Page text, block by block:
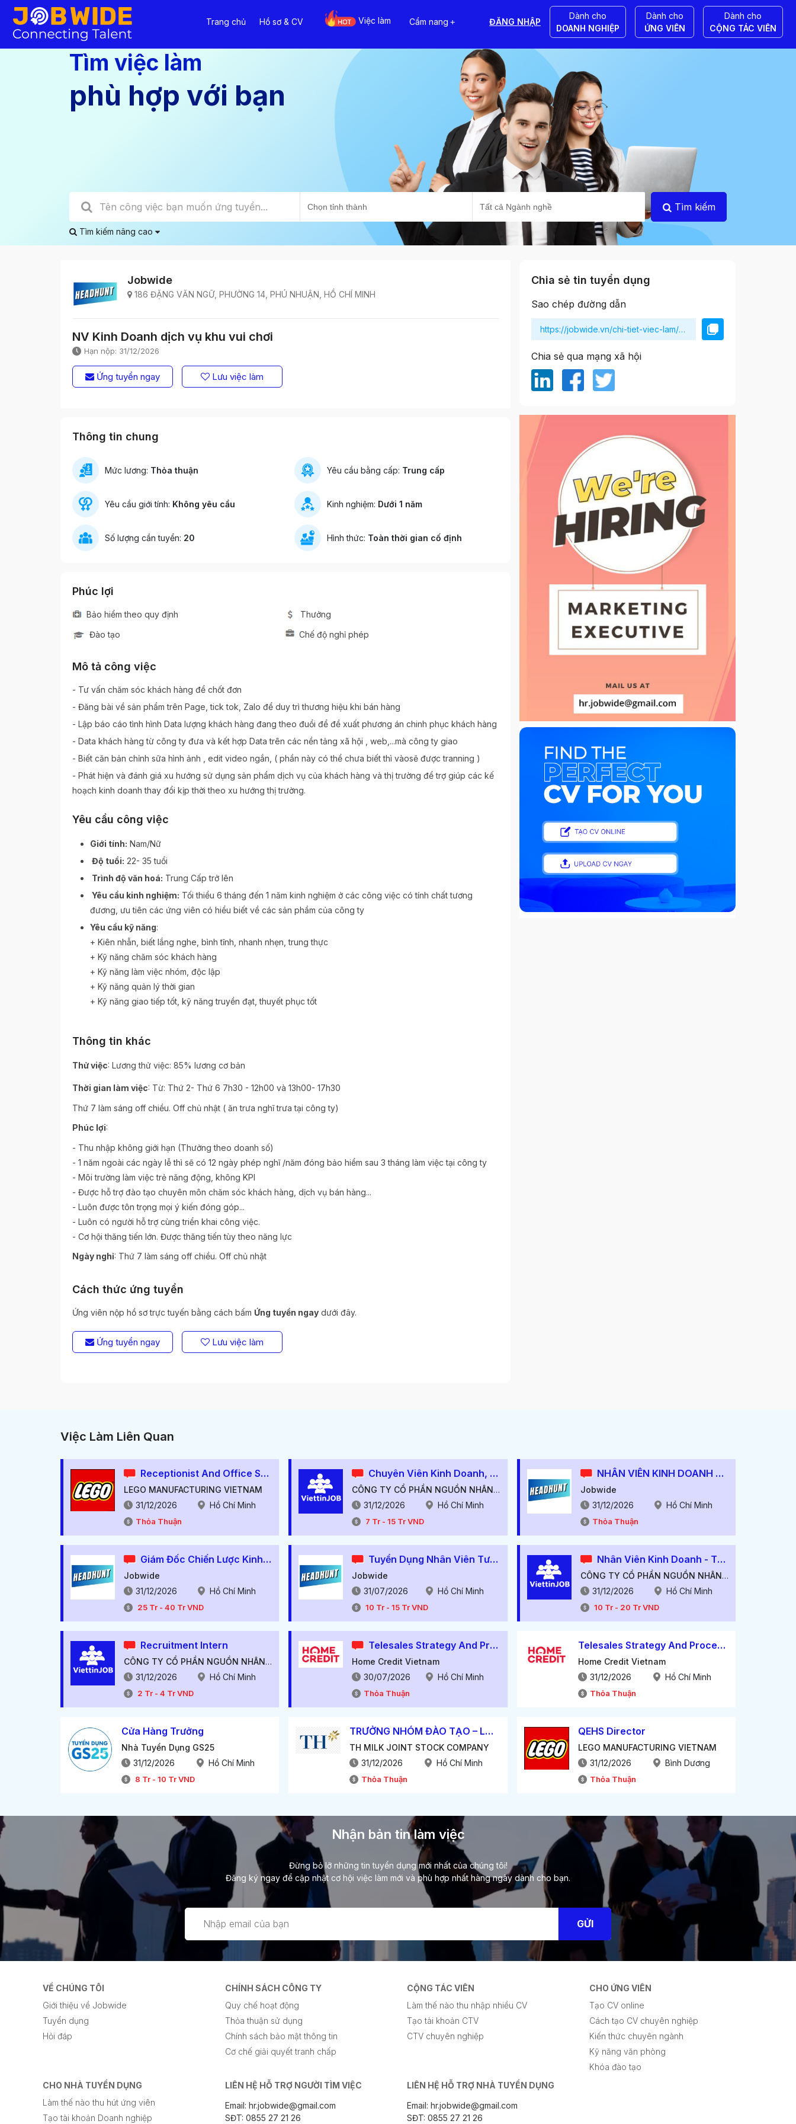
Trang chủ Hồ sơ & CV Việc làm +
Cẩm nang ĐĂNG NHẬP
Dành cho
DOANH NGHIỆP
Dành cho
ỨNG VIÊN
Dành cho
CỘNG TÁC VIÊN
Tìm việc làm
phù hợp với bạn
Tìm kiếm
Tìm kiếm nâng cao
Jobwide
186 ĐẶNG VĂN NGỮ, PHƯỜNG 14, PHÚ NHUẬN, HỒ CHÍ MINH
NV Kinh Doanh dịch vụ khu vui chơi
Hạn nộp: 31/12/2026
Ứng tuyển ngay Lưu việc làm
Thông tin chung
Mức lương: Thỏa thuận Yêu cầu bằng cấp: Trung cấp
Yêu cầu giới tính: Không yêu cầu Kinh nghiệm: Dưới 1 năm
Số lượng cần tuyển: 20 Hình thức: Toàn thời gian cố định
Phúc lợi
Bảo hiểm theo quy định
Thưởng
Đào tạo
Chế độ nghỉ phép
Mô tả công việc
- Tư vấn chăm sóc khách hàng để chốt đơn
- Đăng bài về sản phẩm trên Page, tick tok, Zalo để duy trì thương hiệu khi bán hàng
- Lập báo cáo tình hình Data lượng khách hàng đang theo đuổi để đề xuất phương án chinh phục khách hàng
- Data khách hàng từ công ty đưa và kết hợp Data trên các nền tảng xã hội , web,...mà công ty giao
- Biết căn bản chỉnh sữa hình ảnh , edit video ngắn, ( phần này có thể chưa biết thì vàosẽ được tranning )
- Phát hiện và đánh giá xu hướng sử dụng sản phẩm dịch vụ của khách hàng và thị trường để trợ giúp các kế
hoạch kinh doanh thay đổi kịp thời theo xu hướng thị trường.
Yêu cầu công việc
Giới tính: Nam/Nữ
Độ tuổi: 22- 35 tuổi
Trình độ văn hoá: Trung Cấp trở lên
Yêu cầu kinh nghiệm: Tối thiểu 6 tháng đến 1 năm kinh nghiệm ở các công việc có tính chất tương
đương, ưu tiên các ứng viên có hiểu biết về các sản phầm của công ty
Yêu cầu kỹ năng:
+ Kiên nhẫn, biết lắng nghe, bình tĩnh, nhanh nhẹn, trung thực
+ Kỹ năng chăm sóc khách hàng
+ Kỹ năng làm việc nhóm, độc lập
+ Kỹ năng quản lý thời gian
+ Kỹ năng giao tiếp tốt, kỹ năng truyền đạt, thuyết phục tốt
Thông tin khác
Thử việc: Lương thử việc: 85% lương cơ bản
Thời gian làm việc: Từ: Thứ 2- Thứ 6 7h30 - 12h00 và 13h00- 17h30
Thứ 7 làm sáng off chiều. Off chủ nhật ( ăn trưa nghĩ trưa tại công ty)
Phúc lợi:
- Thu nhập không giới hạn (Thưởng theo doanh số)
- 1 năm ngoài các ngày lễ thì sẽ có 12 ngày phép nghĩ /năm đóng bảo hiểm sau 3 tháng làm việc tại công ty
- Môi trường làm việc trẻ năng động, không KPI
- Được hỗ trợ đào tạo chuyên môn chăm sóc khách hàng, dịch vụ bán hàng...
- Luôn được tôn trọng mọi ý kiến đóng góp...
- Luôn có người hỗ trợ cùng triển khai công việc.
- Cơ hội thăng tiến lớn. Được thăng tiến tùy theo năng lực
Ngày nghỉ: Thứ 7 làm sáng off chiều. Off chủ nhật
Cách thức ứng tuyển
Ứng viên nộp hồ sơ trực tuyến bằng cách bấm Ứng tuyển ngay dưới đây.
Ứng tuyển ngay Lưu việc làm
Chia sẻ tin tuyển dụng
Sao chép đường dẫn
Chia sẻ qua mạng xã hội
Việc Làm Liên Quan
Receptionist And Office Support
LEGO MANUFACTURING VIETNAM
31/12/2026
Hồ Chí Minh
Thỏa Thuận
Chuyên Viên Kinh Doanh, Lương Cứng Từ 7-10M++, Thu Nhập Hấp Dẫn++
CÔNG TY CỔ PHẦN NGUỒN NHÂN LỰC VIỆT TÍN
31/12/2026
Hồ Chí Minh
7 Tr - 15 TrVND
NHÂN VIÊN KINH DOANH ĐIỆN TỬ
Jobwide
31/12/2026
Hồ Chí Minh
Thỏa Thuận
Giám Đốc Chiến Lược Kinh Doanh
Jobwide
31/12/2026
Hồ Chí Minh
25Tr - 40 TrVND
Tuyển Dụng Nhân Viên Tư Vấn Khóa Học Ielts - Thu Nhập Upto 25tr.
Jobwide
31/07/2026
Hồ Chí Minh
10 Tr - 15 TrVND
Nhân Viên Kinh Doanh - Thảo Điền, Quận 2.
CÔNG TY CỔ PHẦN NGUỒN NHÂN LỰC VIỆT TÍN
31/12/2026
Hồ Chí Minh
10 Tr - 20 Tr VND
Recruitment Intern
CÔNG TY CỔ PHẦN NGUỒN NHÂN LỰC VIỆT TÍN
31/12/2026
Hồ Chí Minh
2 Tr - 4 TrVND
Telesales Strategy And Process Manager
Home Credit Vietnam
30/07/2026
Hồ Chí Minh
Thỏa Thuận
Telesales Strategy And Process Manager
Home Credit Vietnam
31/12/2026
Hồ Chí Minh
Thỏa Thuận
Cửa Hàng Trưởng
Nhà Tuyển Dụng GS25
31/12/2026
Hồ Chí Minh
8 Tr - 10 TrVND
TRƯỞNG NHÓM ĐÀO TẠO – LND TEAM LEADER
TH MILK JOINT STOCK COMPANY
31/12/2026
Hồ Chí Minh
Thỏa Thuận
QEHS Director
LEGO MANUFACTURING VIETNAM
31/12/2026
Bình Dương
Thỏa Thuận
Nhận bản tin làm việc
Đừng bỏ lỡ những tin tuyển dụng mới nhất của chúng tôi!
Đăng ký ngay để cập nhật cơ hội việc làm mới và phù hợp nhất hàng ngày dành cho bạn.
GỬI
VỀ CHÚNG TÔI
Giới thiệu về Jobwide
Tuyển dụng
Hỏi đáp
CHÍNH SÁCH CÔNG TY
Quy chế hoạt động
Thỏa thuận sử dụng
Chính sách bảo mật thông tin
Cơ chế giải quyết tranh chấp
CỘNG TÁC VIÊN
Làm thế nào thu nhập nhiều CV
Tạo tài khoản CTV
CTV chuyên nghiệp
CHO ỨNG VIÊN
Tạo CV online
Cách tạo CV chuyên nghiệp
Kiến thức chuyên ngành
Kỹ năng văn phòng
Khóa đào tạo
CHO NHÀ TUYỂN DỤNG
Làm thế nào thu hút ứng viên
Tạo tài khoản Doanh nghiệp
LIÊN HỆ HỖ TRỢ NGƯỜI TÌM VIỆC
Email: hr.jobwide@gmail.com
SĐT: 0855 27 21 26
LIÊN HỆ HỖ TRỢ NHÀ TUYỂN DỤNG
Email: hr.jobwide@gmail.com
SĐT: 0855 27 21 26